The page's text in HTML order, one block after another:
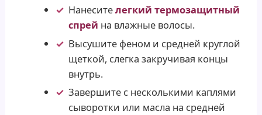
Нанесителегкий термозащитный
спрей на влажные волосы.
Высушите феном и средней круглой
щеткой, слегка закручивая концы
внутрь.
Завершите с несколькими каплями
сыворотки или масла на средней